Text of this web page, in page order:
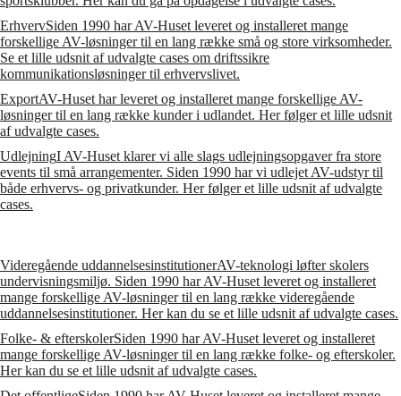
ErhvervSiden 1990 har AV-Huset leveret og installeret mange
forskellige AV-løsninger til en lang række små og store virksomheder.
Se et lille udsnit af udvalgte cases om driftssikre
kommunikationsløsninger til erhvervslivet.
ExportAV-Huset har leveret og installeret mange forskellige AV-
løsninger til en lang række kunder i udlandet. Her følger et lille udsnit
af udvalgte cases.
UdlejningI AV-Huset klarer vi alle slags udlejningsopgaver fra store
events til små arrangementer. Siden 1990 har vi udlejet AV-udstyr til
både erhvervs- og privatkunder. Her følger et lille udsnit af udvalgte
cases.
Videregående uddannelsesinstitutionerAV-teknologi løfter skolers
undervisningsmiljø. Siden 1990 har AV-Huset leveret og installeret
mange forskellige AV-løsninger til en lang række videregående
uddannelsesinstitutioner. Her kan du se et lille udsnit af udvalgte cases.
Folke- & efterskolerSiden 1990 har AV-Huset leveret og installeret
mange forskellige AV-løsninger til en lang række folke- og efterskoler.
Her kan du se et lille udsnit af udvalgte cases.